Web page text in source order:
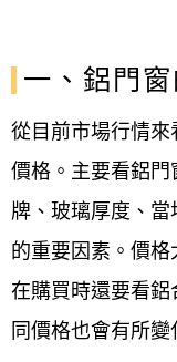
一、鋁門
從目前市場行情
價格。主要看鋁
牌、玻璃厚度、
的重要因素。價
在購買時還要看
同價格也會有所變